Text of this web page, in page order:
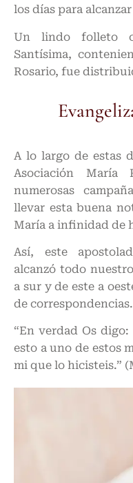
los días para
Un lindo folleto
Santísima,
Rosario, fue
A lo largo de estas
Asociación María
numerosas
llevar esta buena
María a infinidad de
Así, este
alcanzó todo
a sur y de este a
de correspondencias.
“En verdad Os
esto a uno de estos
mi que lo hicisteis.”